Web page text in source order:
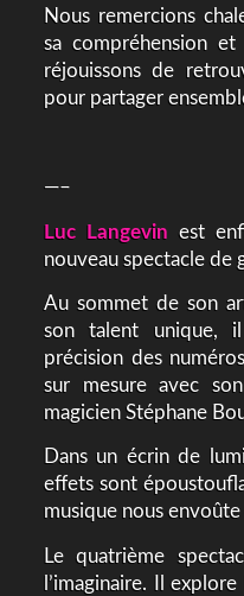
Nous remercions
sa compréhension
réjouissons de
pour partager
—–
Luc Langevin est
nouveau spectacle de
Au sommet de son
son talent unique,
précision des
sur mesure avec
magicien Stéphane
Dans un écrin de
effets sont
musique nous
Le quatrième
l’imaginaire. Il